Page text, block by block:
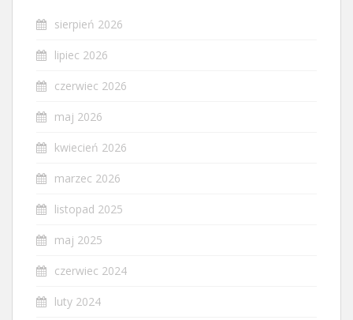
sierpień 2026
lipiec 2026
czerwiec 2026
maj 2026
kwiecień 2026
marzec 2026
listopad 2025
maj 2025
czerwiec 2024
luty 2024